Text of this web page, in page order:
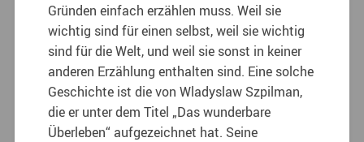
Gründen einfach erzählen muss. Weil sie
wichtig sind für einen selbst, weil sie wichtig
sind für die Welt, und weil sie sonst in keiner
anderen Erzählung enthalten sind. Eine solche
Geschichte ist die von Wladyslaw Szpilman,
die er unter dem Titel „Das wunderbare
Überleben“ aufgezeichnet hat. Seine